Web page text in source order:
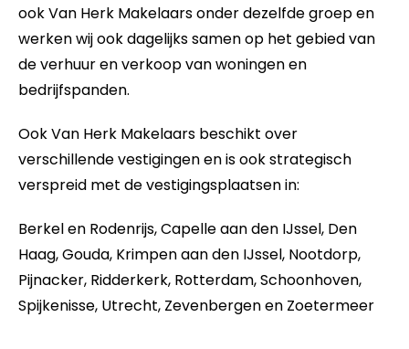
ook Van Herk Makelaars onder dezelfde groep en
werken wij ook dagelijks samen op het gebied van
de verhuur en verkoop van woningen en
bedrijfspanden.
Ook Van Herk Makelaars beschikt over
verschillende vestigingen en isook strategisch
verspreid met de vestigingsplaatsen in:
Berkel en Rodenrijs,Capelle aan den IJssel, Den
Haag,Gouda, Krimpen aan den IJssel, Nootdorp,
Pijnacker, Ridderkerk, Rotterdam,Schoonhoven,
Spijkenisse, Utrecht, Zevenbergen en Zoetermeer